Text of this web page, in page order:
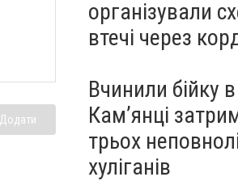
Додати
організували
втечі через
Вчинили бійку
Кам’янці
трьох
хуліганів